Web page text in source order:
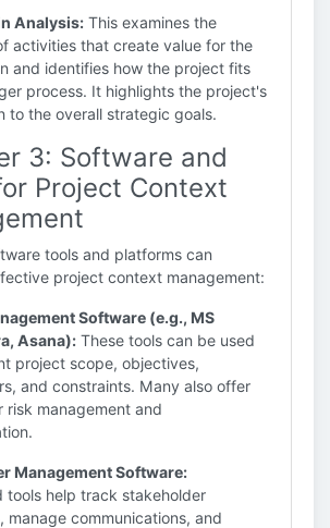
Analysis: This examines the
activities that create value for the
and identifies how the project fits
process. It highlights the project's
to the overall strategic goals.
3: Software and
Project Context
tools and platforms can
project context management:
Software (e.g., MS
Asana): These tools can be used
project scope, objectives,
and constraints. Many also offer
risk management and
Management Software:
tools help track stakeholder
manage communications, and